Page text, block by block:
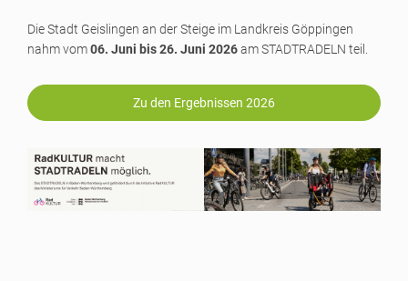
Die Stadt Geislingen an der Steige im Landkreis Göppingen
nahm vom06. Juni bis 26. Juni 2026am STADTRADELN teil.
Zu den Ergebnissen 2026